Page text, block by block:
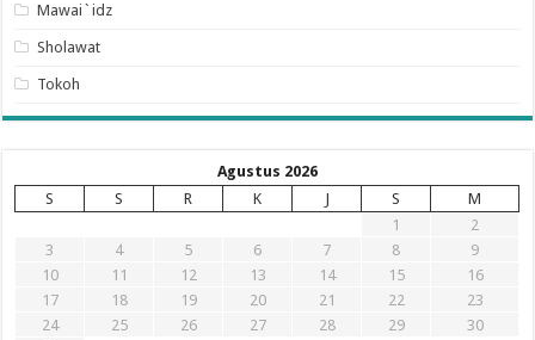
Mawai`idz
Sholawat
Tokoh
Agustus 2026
S
S R K J S
M
1
2
3
4 5 6 7 8
9
10
11 12 13 14 15
16
17
18 19 20 21 22
23
24
25 26 27 28 29
30